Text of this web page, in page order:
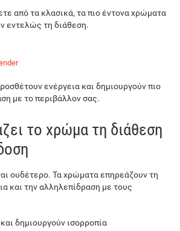
από τα κλασικά, τα πιο έντονα χρώματα
εντελώς τη διάθεση.
ενέργεια και δημιουργούν πιο
με το περιβάλλον σας.
το χρώμα τη διάθεση
ουδέτερο. Τα χρώματα επηρεάζουν τη
και την αλληλεπίδραση με τους
δημιουργούν ισορροπία